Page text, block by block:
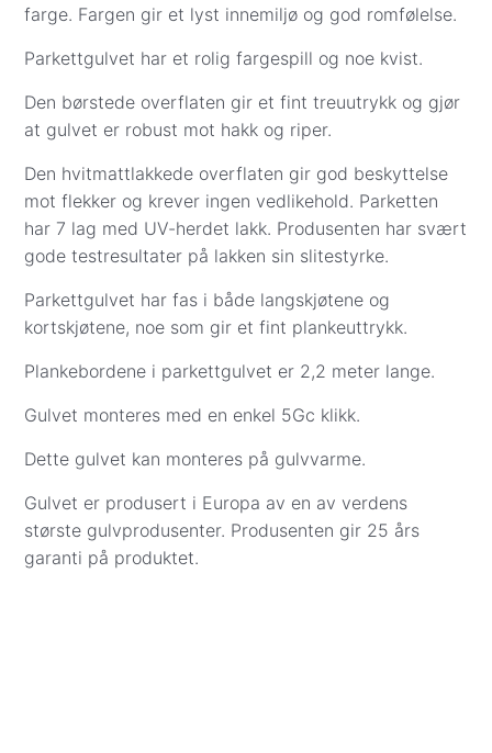
Vi leverer ikke til Svalbard, og innbæring er ikke
inkludert.
Frakt til gateadresse (gulv, underlag og gulvlister):
Sone 1 (0001–3519): Kr 1 999
Sone 3 (8000–9991): Kr 4 399
Andre fraktpriser:
Såpe, pleieprodukter og monteringsverktøy:
Kr 299
Gulvprøver: Kr 57
Betalingsalternativer i kassen:
Visa/Mastercard
– beløpet trekkes når varene
er bestilt hos leverandør eller reservert på
avtale eksakt dag og sted for levering eller
henting. Betaling med kredittkort er dekket av
Vipps– beløpet trekkes direkte fra din
bankkonto når varene er bestilt eller reservert
på lager i Oslo. Vi kontakter deg for å avtale
farge. Fargen gir et lyst innemiljø og god romfølelse.
Parkettgulvet har et rolig fargespill og noe kvist.
Den børstede overflaten gir et fint treuutrykk og gjør
at gulvet er robust mot hakk og riper.
Den hvitmattlakkede overflaten gir god beskyttelse
mot flekker og krever ingen vedlikehold. Parketten
har 7 lag med UV-herdet lakk. Produsenten har svært
gode testresultater på lakken sin slitestyrke.
Parkettgulvet har fas i både langskjøtene og
kortskjøtene, noe som gir et fint plankeuttrykk.
Plankebordene i parkettgulvet er 2,2 meter lange.
Gulvet monteres med en enkel 5Gc klikk.
Dette gulvet kan monteres på gulvvarme.
Gulvet er produsert i Europa av en av verdens
største gulvprodusenter. Produsenten gir 25 års
garanti på produktet.